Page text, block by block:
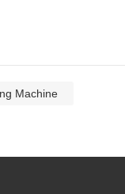
Machine